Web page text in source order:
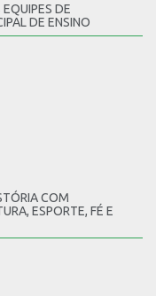
DE
DE ENSINO
COM
ESPORTE, FÉ E